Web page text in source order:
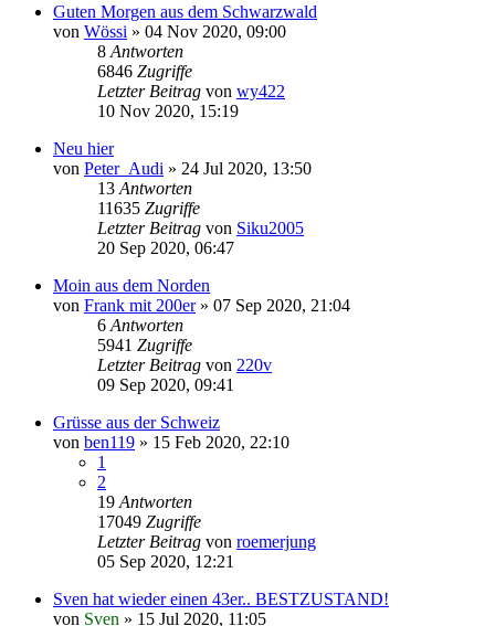
Guten Morgen aus dem Schwarzwald
von Wössi » 04 Nov 2020, 09:00
8 Antworten
6846 Zugriffe
Letzter Beitrag von wy422
10 Nov 2020, 15:19
Neu hier
von Peter_Audi » 24 Jul 2020, 13:50
13 Antworten
11635 Zugriffe
Letzter Beitrag von Siku2005
20 Sep 2020, 06:47
Moin aus dem Norden
von Frank mit 200er» 07 Sep 2020, 21:04
6 Antworten
5941 Zugriffe
Letzter Beitrag von 220v
09 Sep 2020, 09:41
Grüsse aus der Schweiz
von ben119 » 15 Feb 2020, 22:10
1
2
19 Antworten
17049 Zugriffe
Letzter Beitrag von roemerjung
05 Sep 2020, 12:21
Sven hat wieder einen 43er.. BESTZUSTAND!
von Sven » 15 Jul 2020, 11:05